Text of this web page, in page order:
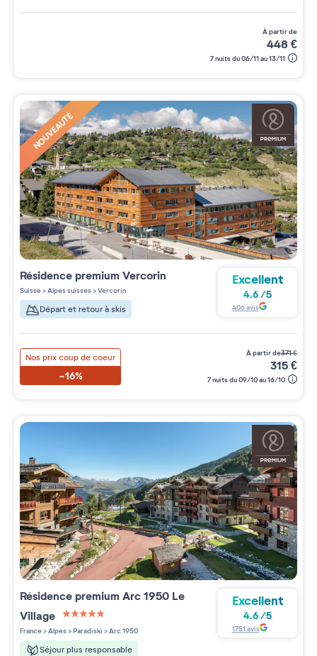
à partir de
448€
7 nuits du 06/11 au 13/11
NOUVEAUTÉ
Résidence premium Vercorin
Suisse>Alpes suisses>Vercorin
Départ et retour à skis
Excellent
4.6/5
406avis
Nos prix coup de coeur
-16%
à partir de371€
315€
7 nuits du 09/10 au 16/10
Résidence premium Arc 1950 Le
Village
5 étoiles sur 5
France>Alpes>Paradiski >Arc 1950
Séjour plus responsable
Excellent
4.6/5
1751 avis